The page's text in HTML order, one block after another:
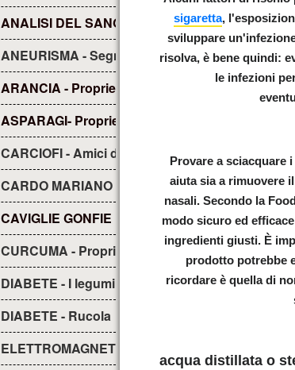
ANALISI DEL SANGUE - Tutto quello che c'è da
ANEURISMA - Segnali
ARANCIA - Proprietà
ASPARAGI- Proprietà
CARCIOFI - Amici del fegato
CARDO MARIANO - sue proprietà
CAVIGLIE GONFIE
CURCUMA - Proprietà
DIABETE - I legumi
DIABETE - Rucola
ELETTROMAGNETISMO - Inquinamento
sigaretta,
sviluppare
risolva, è bene quindi:
le infezioni
Provare a sciacquare
aiuta sia a rimuovere
nasali. Secondo la
modo sicuro ed
ingredienti giusti. È
prodotto potrebbe
ricordare è quella di
acqua distillata o